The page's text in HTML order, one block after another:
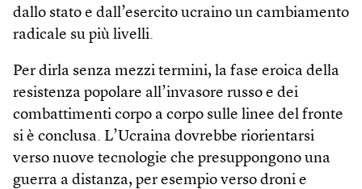
dallo stato e dall’esercito ucraino un cambiamento
radicale su più livelli.
Per dirla senza mezzi termini, la fase eroica della
resistenza popolare all’invasore russo e dei
combattimenti corpo a corpo sulle linee del fronte
si è conclusa. L’Ucraina dovrebbe riorientarsi
verso nuove tecnologie che presuppongono una
guerra a distanza, per esempio verso droni e